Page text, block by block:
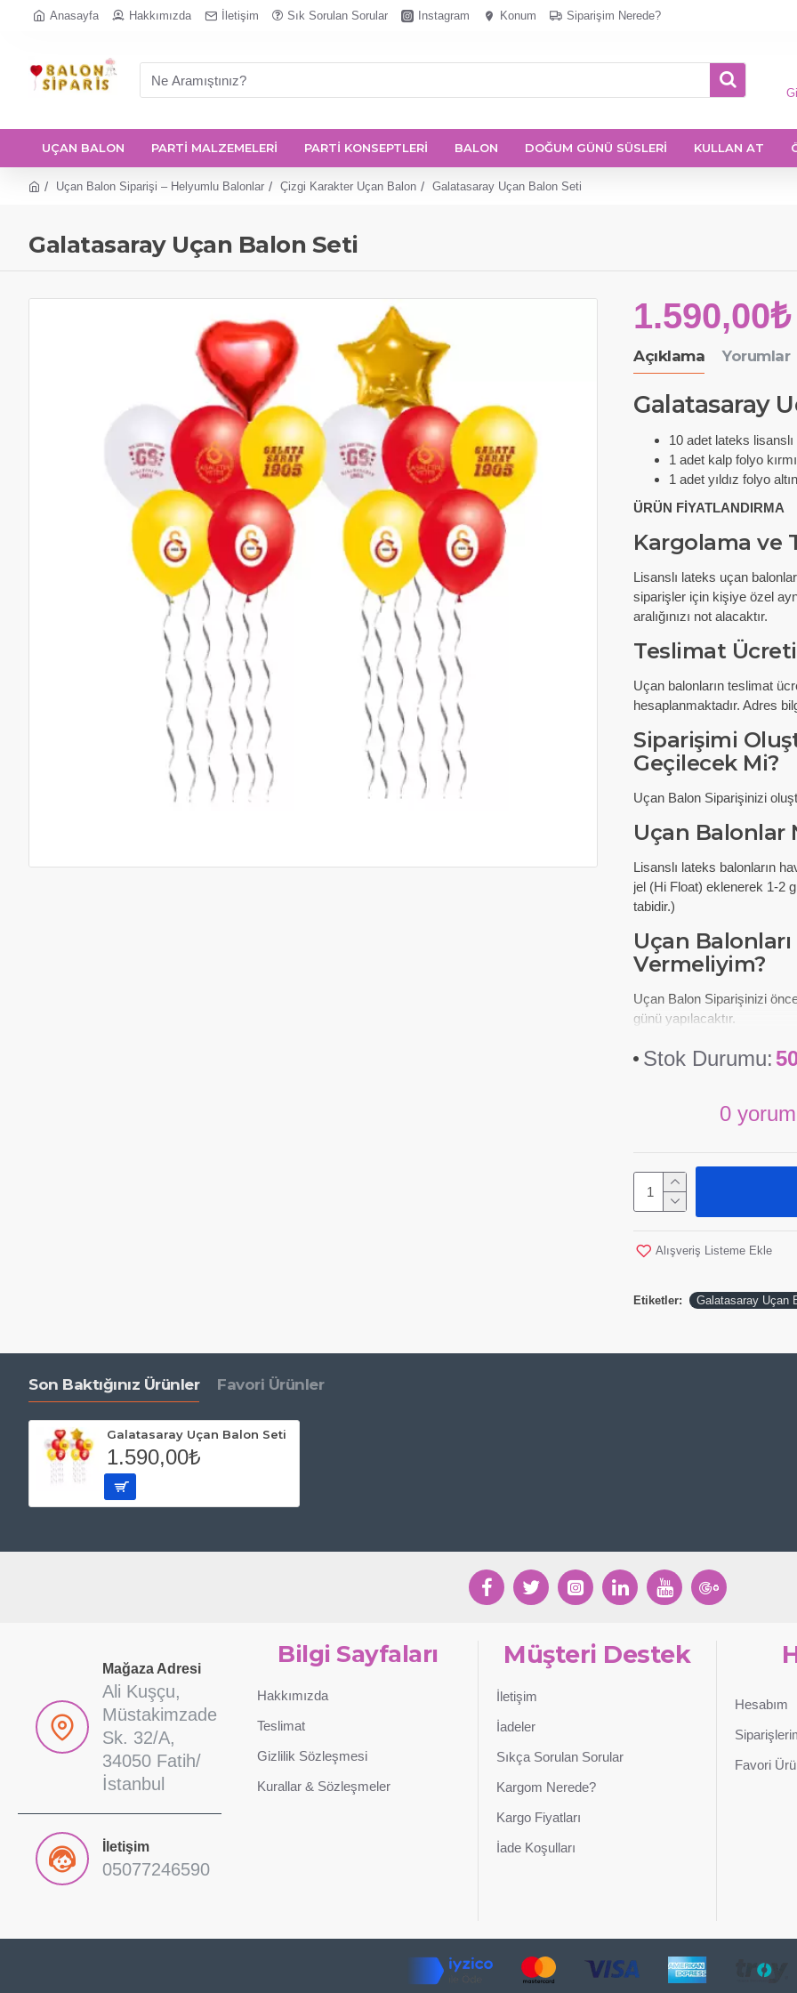
Anasayfa Hakkımızda İletişim Sık Sorulan Sorular Instagram Konum Siparişim Nerede?
UÇAN BALON PARTİ MALZEMELERİ PARTİ KONSEPTLERİ BALON DOĞUM GÜNÜ SÜSLERİ KULLAN AT
Uçan Balon Siparişi – Helyumlu Balonlar Çizgi Karakter Uçan Balon Galatasaray Uçan Balon Seti
Galatasaray Uçan Balon Seti
Açıklama Yorumlar
Galatasaray
10 adet lateks
1 adet kalp folyo
1 adet yıldız folyo
ÜRÜN FİYATLANDIRMA
Kargolama ve
Lisanslı lateks uçan
siparişler için kişiye özel
aralığınızı not alacaktır.
Teslimat Ücreti
Uçan balonların teslimat
hesaplanmaktadır. Adres
Siparişimi
Geçilecek Mi?
Uçan Balon Siparişinizi
Uçan Balonlar
Lisanslı lateks balonların
jel (Hi Float) eklenerek 1-2
tabidir.)
Uçan
Vermeliyim?
Uçan Balon Siparişinizi
günü yapılacaktır.
Stok Durumu:
0 yorum
1.590,00₺
Alışveriş Listeme Ekle
Etiketler: Galatasaray Uçan
Son Baktığınız Ürünler Favori Ürünler
Galatasaray Uçan Balon Seti
1.590,00₺
Mağaza Adresi
Ali Kuşçu,
Müstakimzade
Sk. 32/A,
34050 Fatih/
İstanbul
İletişim
05077246590
Bilgi Sayfaları
Hakkımızda
Teslimat
Gizlilik Sözleşmesi
Kurallar & Sözleşmeler
Müşteri Destek
İletişim
İadeler
Sıkça Sorulan Sorular
Kargom Nerede?
Kargo Fiyatları
İade Koşulları
Hesabım
Favori